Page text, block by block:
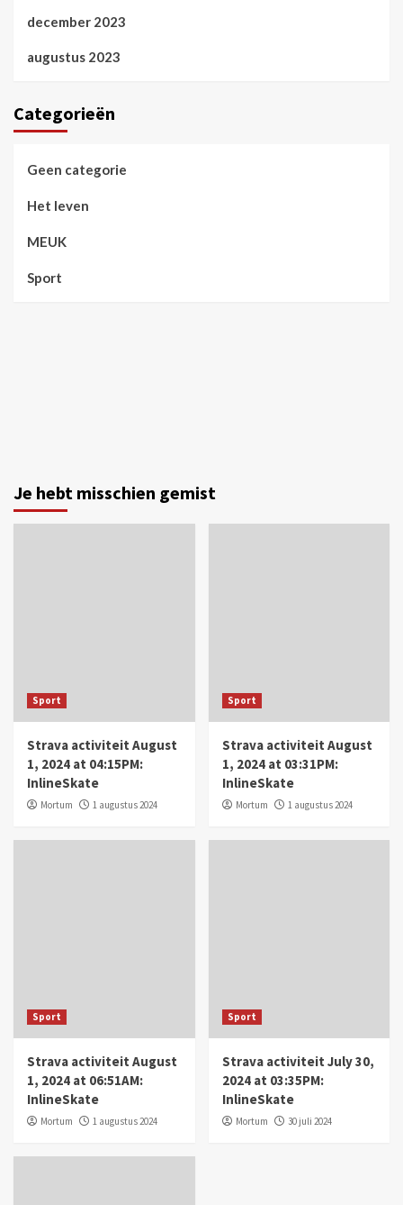
december 2023
augustus 2023
Categorieën
Geen categorie
Het leven
MEUK
Sport
Je hebt misschien gemist
Sport
Strava activiteit August
1, 2024 at 04:15PM:
InlineSkate
Mortum 1 augustus 2024
Sport
Strava activiteit August
1, 2024 at 03:31PM:
InlineSkate
Mortum 1 augustus 2024
Sport
Strava activiteit August
1, 2024 at 06:51AM:
InlineSkate
Mortum 1 augustus 2024
Sport
Strava activiteit July 30,
2024 at 03:35PM:
InlineSkate
Mortum 30 juli 2024